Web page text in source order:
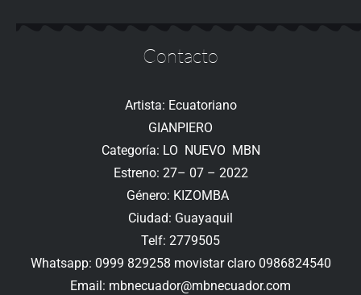
Contacto
Artista: Ecuatoriano
GIANPIERO
Categoría: LO NUEVO MBN
Estreno: 27– 07 – 2022
Género: KIZOMBA
Ciudad: Guayaquil
Telf: 2779505
Whatsapp: 0999 829258 movistar claro 0986824540
Email: mbnecuador@mbnecuador.com